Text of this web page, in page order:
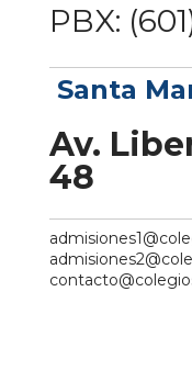
PBX:
Santa
Av.
48